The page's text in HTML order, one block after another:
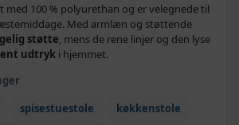
med 100 % polyurethan og er velegnede til
Med armlæn og støttende
støtte, mens de rene linjer og den lyse
udtryk i hjemmet.
spisestuestole
køkkenstole